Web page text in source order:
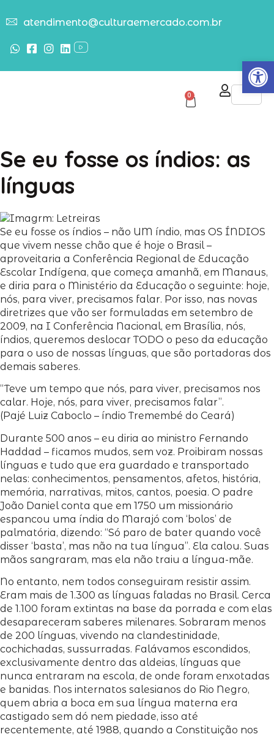
Abrir
atendimento@culturaemercado.com.br
0
Se eu fosse os índios: as
línguas
Se eu fosse os índios – não UM índio, mas OS ÍNDIOS
que vivem nesse chão que é hoje o Brasil –
aproveitaria a Conferência Regional de Educação
Escolar Indígena, que começa amanhã, em Manaus,
e diria para o Ministério da Educação o seguinte: hoje,
nós, para viver, precisamos falar. Por isso, nas novas
diretrizes que vão ser formuladas em setembro de
2009, na I Conferência Nacional, em Brasília, nós,
índios, queremos deslocar TODO o peso da educação
para o uso de nossas línguas, que são portadoras dos
demais saberes.
“Teve um tempo que nós, para viver, precisamos nos
calar. Hoje, nós, para viver, precisamos falar”.
(Pajé Luiz Caboclo – índio Tremembé do Ceará)
Durante 500 anos – eu diria ao ministro Fernando
Haddad – ficamos mudos, sem voz. Proibiram nossas
línguas e tudo que era guardado e transportado
nelas: conhecimentos, pensamentos, afetos, história,
memória, narrativas, mitos, cantos, poesia. O padre
João Daniel conta que em 1750 um missionário
espancou uma índia do Marajó com ‘bolos’ de
palmatória, dizendo: “Só paro de bater quando você
disser ‘basta’, mas não na tua língua”. Ela calou. Suas
mãos sangraram, mas ela não traiu a língua-mãe.
No entanto, nem todos conseguiram resistir assim.
Eram mais de 1.300 as línguas faladas no Brasil. Cerca
de 1.100 foram extintas na base da porrada e com elas
desapareceram saberes milenares. Sobraram menos
de 200 línguas, vivendo na clandestinidade,
cochichadas, sussurradas. Falávamos escondidos,
exclusivamente dentro das aldeias, línguas que
nunca entraram na escola, de onde foram enxotadas
e banidas. Nos internatos salesianos do Rio Negro,
quem abria a boca em sua língua materna era
castigado sem dó nem piedade, isso até
recentemente, até 1988, quando a Constituição nos